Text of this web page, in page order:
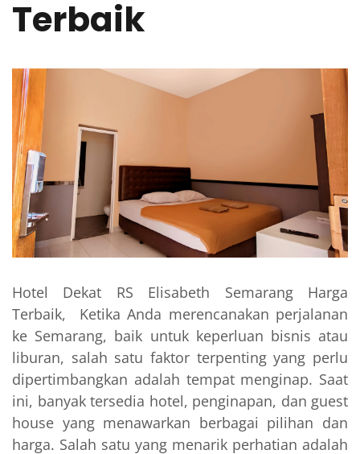
Terbaik
Hotel Dekat RS Elisabeth Semarang Harga
Terbaik, Ketika Anda merencanakan perjalanan
ke Semarang, baik untuk keperluan bisnis atau
liburan, salah satu faktor terpenting yang perlu
dipertimbangkan adalah tempat menginap. Saat
ini, banyak tersedia hotel, penginapan, dan guest
house yang menawarkan berbagai pilihan dan
harga. Salah satu yang menarik perhatian adalah